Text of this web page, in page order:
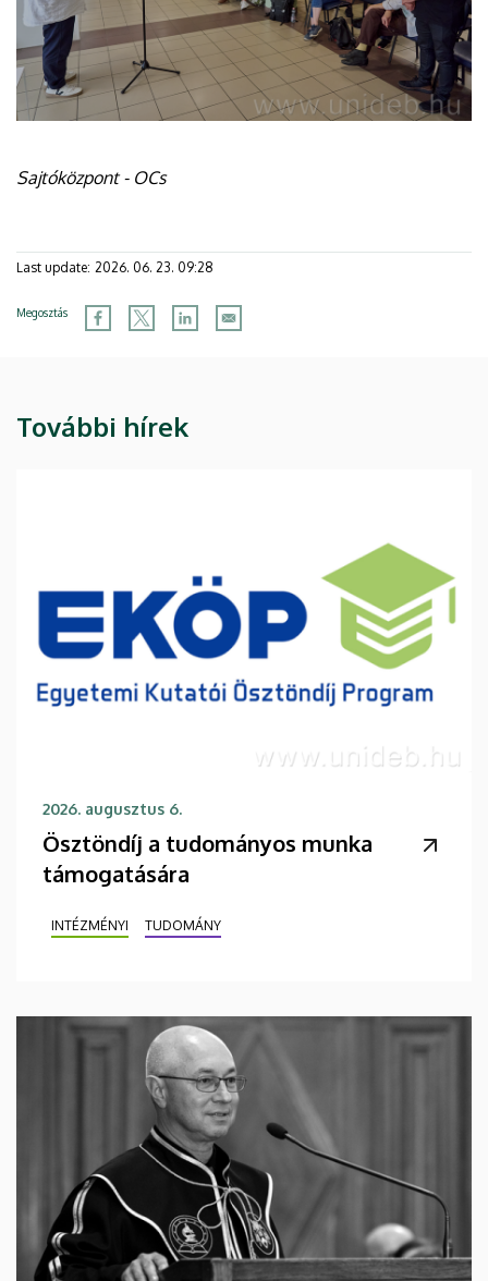
Sajtóközpont - OCs
Last update: 2026. 06. 23. 09:28
Megosztás
További hírek
2026. augusztus 6.
Ösztöndíj a tudományos munka
támogatására
INTÉZMÉNYI TUDOMÁNY